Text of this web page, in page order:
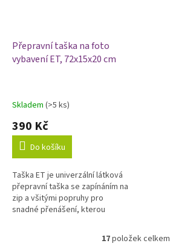
Přepravní taška na foto
vybavení ET, 72x15x20 cm
Průměrné
hodnocení
produktu
5,0
5
hvězdiček.
Skladem (>5 ks)
390 Kč
Do košíku
Taška ET je univerzální látková
přepravní taška se zapínáním na
zip a všitými popruhy pro
snadné přenášení, kterou
O
17položek celkem